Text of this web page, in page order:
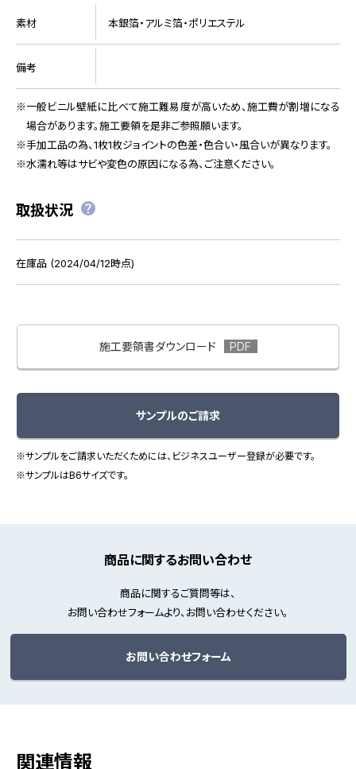
素材 本銀箔・アルミ箔・ポリエステル
備考
一般ビニル壁紙に比べて施工難易度が高いため、施工費が割増になる
場合があります。施工要領を是非ご参照願います。
手加工品の為、1枚1枚ジョイントの色差・色合い・風合いが異なります。
水濡れ等はサビや変色の原因になる為、ご注意ください。
取扱状況
在庫品 (2024/04/12時点)
施工要領書ダウンロード
サンプルのご請求
※サンプルをご請求いただくためには、ビジネスユーザー登録が必要です。
※サンプルはB6サイズです。
商品に関するお問い合わせ
商品に関するご質問等は、
お問い合わせフォームより、お問い合わせください。
お問い合わせフォーム
関連情報